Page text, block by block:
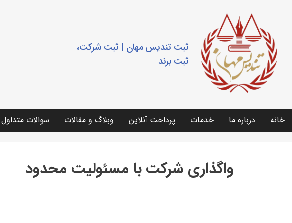
ثبت تندیس مهان | ثبت شرکت،
ثبت برند
خانه درباره ما خدمات پرداخت آنلاین وبلاگ و مقالات سوالات متداول
واگذاری شرکت با مسئولیت محدود